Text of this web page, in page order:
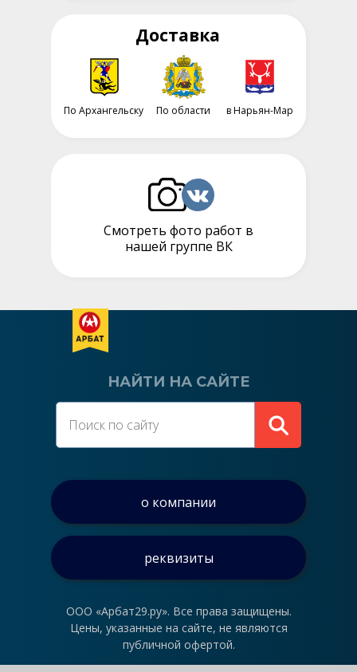
ООО «Арбат29.ру». Все права защищены.
Цены, указанные на сайте, не являются
публичной офертой.
о компании
реквизиты
Смотреть фото работ в
нашей группе ВК
Доставка
По Архангельску в Нарьян-Мар
По области
НАЙТИ НА САЙТЕ